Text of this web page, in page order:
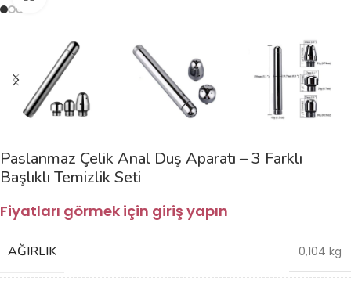
Paslanmaz Çelik Anal Duş Aparatı – 3 Farklı
Başlıklı Temizlik Seti
Fiyatları görmek için giriş yapın
AĞIRLIK 0,104 kg